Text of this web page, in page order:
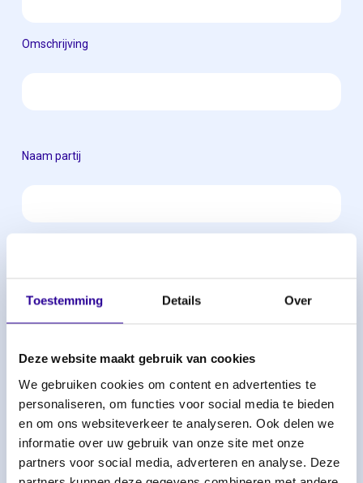
Toestemming Details Over
Deze website maakt gebruik van cookies
We gebruiken cookies om content en advertenties te
personaliseren, om functies voor social media te bieden
en om ons websiteverkeer te analyseren. Ook delen we
informatie over uw gebruik van onze site met onze
partners voor social media, adverteren en analyse. Deze
Omschrijving
Naam partij
Naam partij
Omschrijving